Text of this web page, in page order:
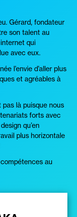
Gérard, fondateur
son talent au
qui
avec eux.
l’envie d’aller plus
et agréables à
pas là puisque nous
forts avec
qu’en
plus horizontale
au